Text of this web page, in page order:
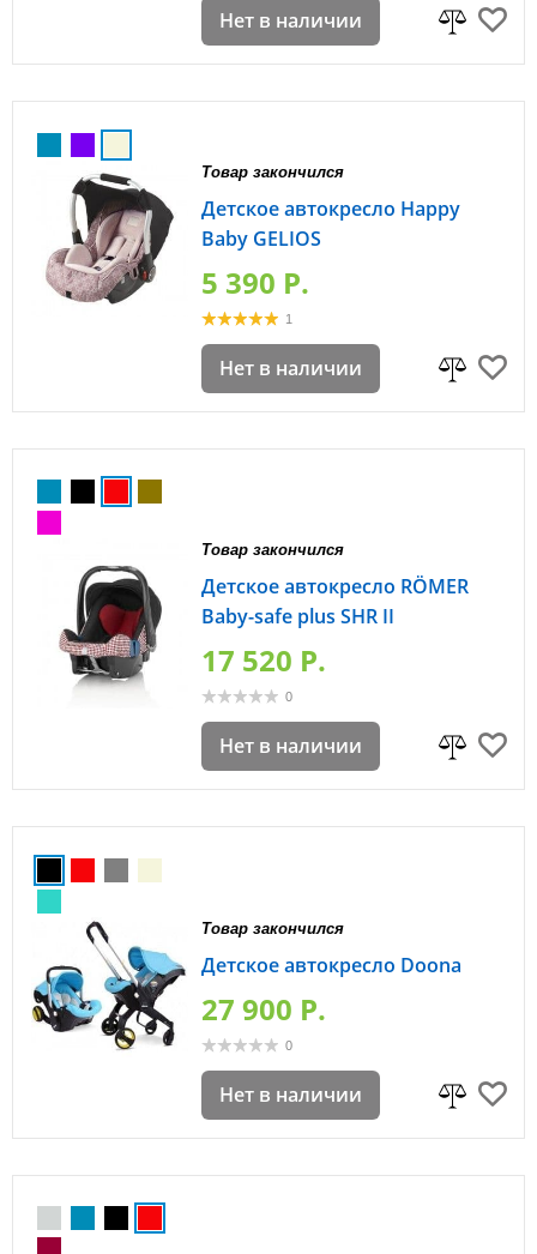
Нет в наличии
Товар закончился
Детское автокресло Happy
Baby GELIOS
5 390 P.
1
Нет в наличии
Товар закончился
Детское автокресло RÖMER
Baby-safe plus SHR II
17 520 P.
0
Нет в наличии
Товар закончился
Детское автокресло Doona
27 900 P.
0
Нет в наличии